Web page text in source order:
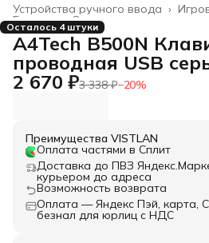
Устройства ручного ввода ›
Электроника
Главная ›
Осталось 4 штуки
A4Tech B500N
проводная USB
2 670 ₽3 338 ₽−20%
Преимущества VISTLAN
Оплата частями в Сплит
Доставка до ПВЗ
курьером до адреса
Возможность возврата
Оплата — Яндекс Пэй, карта,
безнал для юрлиц с НДС